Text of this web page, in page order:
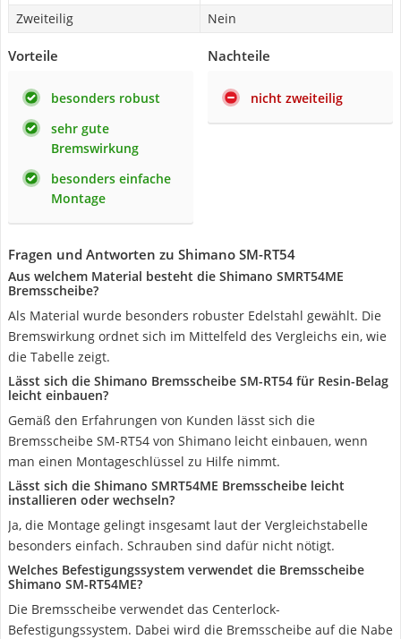
Zweiteilig
Nein
Vorteile
besonders robust
sehr gute
Bremswirkung
besonders einfache
Montage
Nachteile
nicht zweiteilig
Fragen und Antworten zu Shimano SM-RT54
Aus welchem Material besteht die Shimano SMRT54ME
Bremsscheibe?
Als Material wurde besonders robuster Edelstahl gewählt. Die
Bremswirkung ordnet sich im Mittelfeld des Vergleichs ein, wie
die Tabelle zeigt.
Lässt sich die Shimano Bremsscheibe SM-RT54 für Resin-Belag
leicht einbauen?
Gemäß den Erfahrungen von Kunden lässt sich die
Bremsscheibe SM-RT54 von Shimano leicht einbauen, wenn
man einen Montageschlüssel zu Hilfe nimmt.
Lässt sich die Shimano SMRT54ME Bremsscheibe leicht
installieren oder wechseln?
Ja, die Montage gelingt insgesamt laut der Vergleichstabelle
besonders einfach. Schrauben sind dafür nicht nötigt.
Welches Befestigungssystem verwendet die Bremsscheibe
Shimano SM-RT54ME?
Die Bremsscheibe verwendet das Centerlock-
Befestigungssystem. Dabei wird die Bremsscheibe auf die Nabe